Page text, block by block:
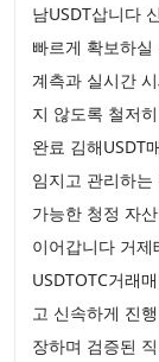
남USDT삽니다
빠르게 확보하
계측과 실시간
지 않도록 철저
완료 김해USDT
임지고 관리하
가능한 청정 자
이어갑니다 거
USDTOTC거래
고 신속하게 진
장하며 검증된